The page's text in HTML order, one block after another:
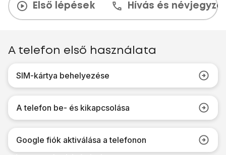
Első lépések Hívás és
A telefon első használata
SIM-kártya behelyezése
A telefon be- és kikapcsolása
Google fiók aktiválása a telefonon